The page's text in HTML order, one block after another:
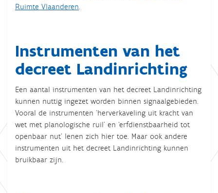
Ruimte Vlaanderen
Instrumenten van het
decreet Landinrichting
Een aantal instrumenten van het decreet Landinrichting
kunnen nuttig ingezet worden binnen signaalgebieden.
Vooral de instrumenten ‘herverkaveling uit kracht van
wet met planologische ruil’ en ‘erfdienstbaarheid tot
openbaar nut’ lenen zich hier toe. Maar ook andere
instrumenten uit het decreet Landinrichting kunnen
bruikbaar zijn.